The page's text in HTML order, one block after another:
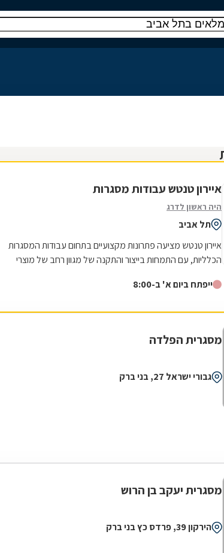
איירון טנטש עבודות מסגרות
היה ראשון לדרג
תל אביב
איירון טנטש מציעה פתרונות מקצועיים בתחום עבודות המסגרות
הכלליות, עם התמחות בייצור והתקנה של מגוון רחב של מוצרי
ייפתח ביום א' ב-8:00
מסגרית הפלדה
גבורי ישראל 27, בני ברק
מסגרית יעקב בן הרוש
הירקון 39, פרדס כץ בני ברק